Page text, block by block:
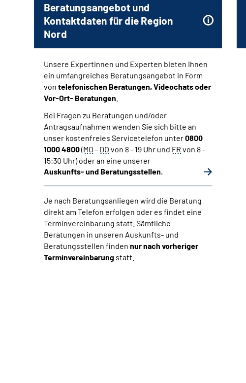
Beratungsangebot und
Kontaktdaten für die Region
Nord
Unsere Expertinnen und Experten bieten Ihnen
ein umfangreiches Beratungsangebot in Form
von telefonischen Beratungen, Videochats oder
Vor-Ort- Beratungen
Bei Fragen zu Beratungen und/oder
Antragsaufnahmen wenden Sie sich bitte an
unser kostenfreies Servicetelefon unter0800
1000 4800(MO - DO von 8 - 19 Uhr und FR von 8 -
15:30 Uhr) oder an eine unserer
Auskunfts- und Beratungsstellen.
Je nach Beratungsanliegen wird die Beratung
direkt am Telefon erfolgen oder es findet eine
Terminvereinbarung statt. Sämtliche
Beratungen in unseren Auskunfts- und
Beratungsstellen finden nur nach vorheriger
Terminvereinbarung statt.